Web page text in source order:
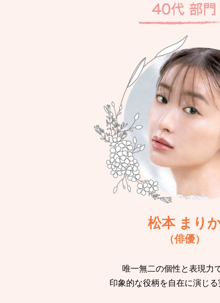
松本 まり
（俳優）
唯一無二の個性と表現力
印象的な役柄を自在に演じ